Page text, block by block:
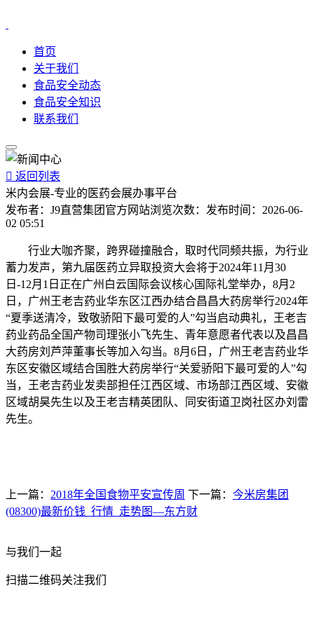
首页
关于我们
食品安全动态
食品安全知识
联系我们
 返回列表
米内会展-专业的医药会展办事平台
发布者： J9直营集团官方网站浏览次数： 发布时间： 2026-06-
02 05:51
行业大咖齐聚，跨界碰撞融合，取时代同频共振，为行业
蓄力发声，第九届医药立异取投资大会将于2024年11月30
日-12月1日正在广州白云国际会议核心国际礼堂举办，8月2
日，广州王老吉药业华东区江西办结合昌昌大药房举行2024年
“夏季送清冷，致敬骄阳下最可爱的人”勾当启动典礼，王老吉
药业药品全国产物司理张小飞先生、青年意愿者代表以及昌昌
大药房刘芦萍董事长等加入勾当。8月6日，广州王老吉药业华
东区安徽区域结合国胜大药房举行“关爱骄阳下最可爱的人”勾
当，王老吉药业发卖部担任江西区域、市场部江西区域、安徽
区域胡昊先生以及王老吉精英团队、同安街道卫岗社区办刘雷
先生。
上一篇： 2018年全国食物平安宣传周 下一篇： 今米房集团
(08300)最新价钱_行情_走势图—东方财
与我们一起
扫描二维码关注我们